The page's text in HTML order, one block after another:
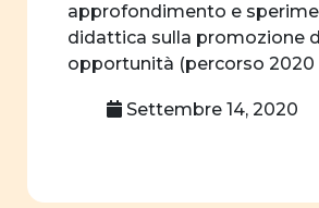
Violenza di
genere
Comunicazione
approfondimento e
didattica sulla promozione
opportunità (percorso 2020
Settembre 14, 2020